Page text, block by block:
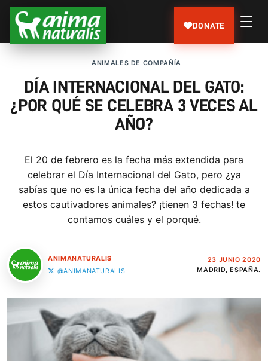
DONATE
ANIMALES DE COMPAÑÍA
DÍA INTERNACIONAL DEL GATO:
¿POR QUÉ SE CELEBRA 3 VECES AL
AÑO?
El 20 de febrero es la fecha más extendida para
celebrar el Día Internacional del Gato, pero ¿ya
sabías que no es la única fecha del año dedicada a
estos cautivadores animales? ¡tienen 3 fechas! te
contamos cuáles y el porqué.
ANIMANATURALIS
@ANIMANATURALIS
23 JUNIO 2020
MADRID, ESPAÑA.